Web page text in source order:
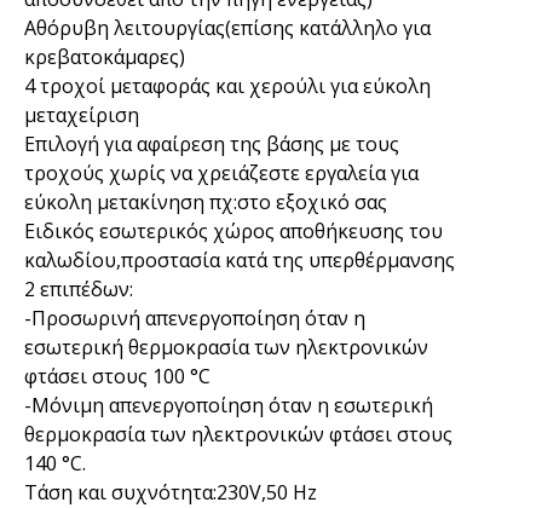
Αθόρυβη λειτουργίας(επίσης κατάλληλο για
κρεβατοκάμαρες)
4 τροχοί μεταφοράς και χερούλι για εύκολη
μεταχείριση
Επιλογή για αφαίρεση της βάσης με τους
τροχούς χωρίς να χρειάζεστε εργαλεία για
εύκολη μετακίνηση πχ:στο εξοχικό σας
Ειδικός εσωτερικός χώρος αποθήκευσης του
καλωδίου,προστασία κατά της υπερθέρμανσης
2 επιπέδων:
-Προσωρινή απενεργοποίηση όταν η
εσωτερική θερμοκρασία των ηλεκτρονικών
φτάσει στους 100 °C
-Μόνιμη απενεργοποίηση όταν η εσωτερική
θερμοκρασία των ηλεκτρονικών φτάσει στους
140 °C.
Τάση και συχνότητα:230V,50 Hz